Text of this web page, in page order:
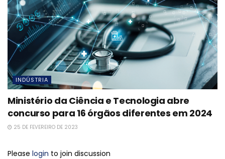
INDÚSTRIA
Ministério da Ciência e Tecnologia abre
concurso para 16 órgãos diferentes em 2024
25 DE FEVEREIRO DE 2023
Please login to join discussion